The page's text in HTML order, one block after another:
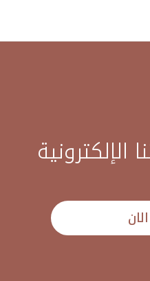
الإلكترونية